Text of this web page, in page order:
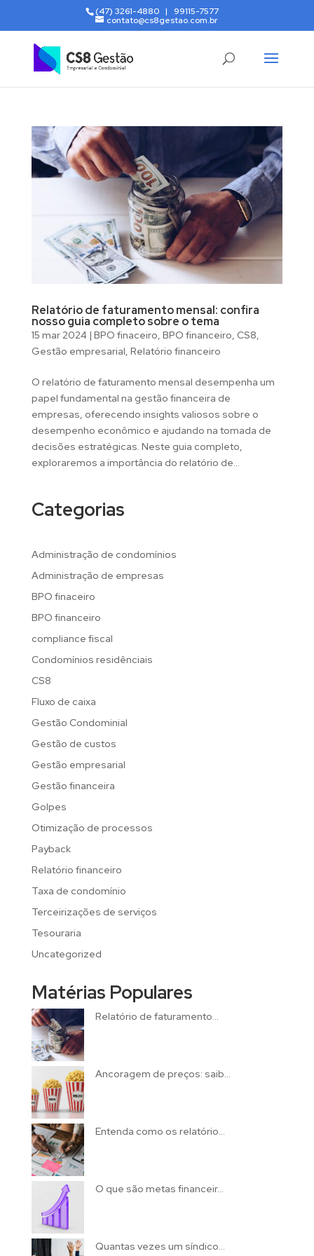
(47) 3261-4880 | 99115-7577
contato@cs8gestao.com.br
Relatório de faturamento mensal: confira
nosso guia completo sobre o tema
15 mar 2024| BPO finaceiro, BPO financeiro, CS8,
Gestão empresarial, Relatório financeiro
O relatório de faturamento mensal desempenha um
papel fundamental na gestão financeira de
empresas, oferecendo insights valiosos sobre o
desempenho econômico e ajudando na tomada de
decisões estratégicas. Neste guia completo,
exploraremos a importância do relatório de...
Categorias
Administração de condomínios
Administração de empresas
BPO finaceiro
BPO financeiro
compliance fiscal
Condomínios residênciais
CS8
Fluxo de caixa
Gestão Condominial
Gestão de custos
Gestão empresarial
Gestão financeira
Golpes
Otimização de processos
Payback
Relatório financeiro
Taxa de condomínio
Terceirizações de serviços
Tesouraria
Uncategorized
Matérias Populares
Relatório de faturamento...
Ancoragem de preços: saib...
Entenda como os relatório...
O que são metas financeir...
Quantas vezes um síndico...